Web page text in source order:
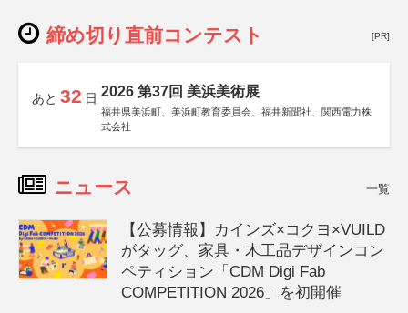
締め切り直前コンテスト [PR]
あと 32 日 2026 第37回 美浜美術展
福井県美浜町、美浜町教育委員会、福井新聞社、関西電力株
式会社
ニュース 一覧
【公募情報】カインズ×コクヨ×VUILD
がタッグ、家具・木工品デザインコン
ペティション「CDM Digi Fab
COMPETITION 2026」を初開催